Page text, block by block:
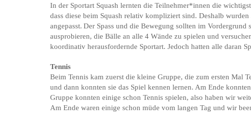
In der Sportart Squash lernten die Teilnehmer*innen die
dass diese beim Squash relativ kompliziert sind. Deshalb
angepasst. Der Spass und die Bewegung sollten im
ausprobieren, die Bälle an alle 4 Wände zu spielen und
koordinativ herausfordernde Sportart. Jedoch hatten alle daran
Tennis
Beim Tennis kam zuerst die kleine Gruppe, die zum ersten Mal
und dann konnten sie das Spiel kennen lernen. Am Ende
Gruppe konnten einige schon Tennis spielen, also haben wir
Am Ende waren einige schon müde vom langen Tag und wir